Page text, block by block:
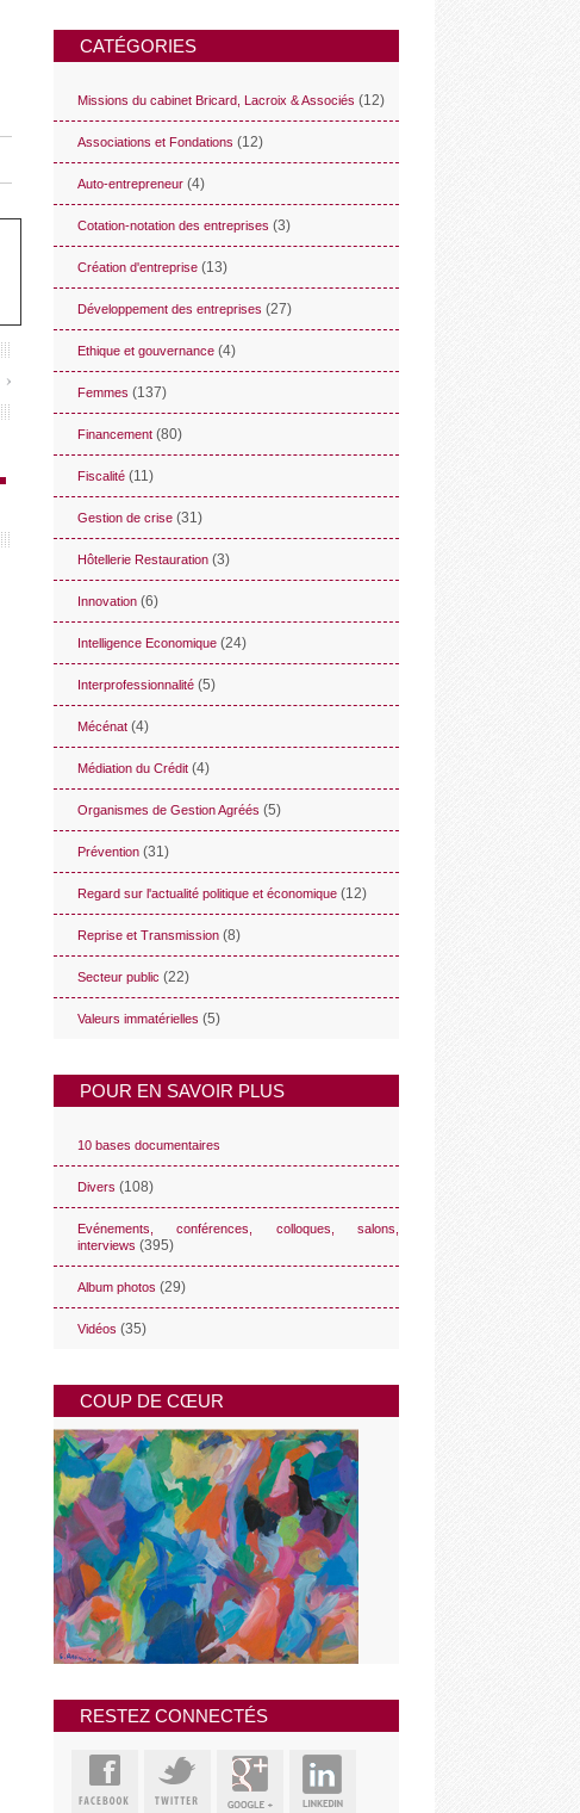
›
CATÉGORIES
Missions du cabinet Bricard, Lacroix & Associés (12)
Associations et Fondations (12)
Auto-entrepreneur (4)
Cotation-notation des entreprises (3)
Création d'entreprise (13)
Développement des entreprises (27)
Ethique et gouvernance (4)
Femmes (137)
Financement (80)
Fiscalité (11)
Gestion de crise (31)
Hôtellerie Restauration (3)
Innovation (6)
Intelligence Economique (24)
Interprofessionnalité (5)
Mécénat (4)
Médiation du Crédit (4)
Organismes de Gestion Agréés (5)
Prévention (31)
Regard sur l'actualité politique et économique (12)
Reprise et Transmission (8)
Secteur public (22)
Valeurs immatérielles (5)
POUR EN SAVOIR PLUS
10 bases documentaires
Divers (108)
Evénements, conférences, colloques, salons,
interviews (395)
Album photos (29)
Vidéos (35)
COUP DE CŒUR
RESTEZ CONNECTÉS